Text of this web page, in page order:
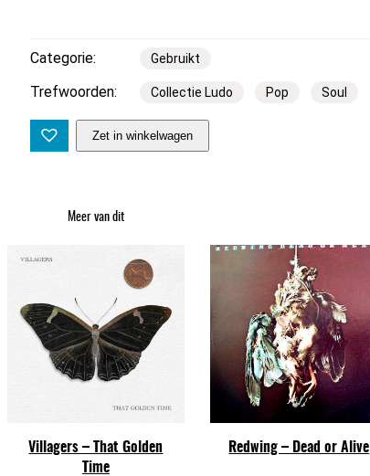
Categorie: Gebruikt
Trefwoorden: Collectie Ludo Pop Soul
h
p
e
m
e
s
–
t
Zet in winkelwagen
Meer van dit
Villagers – That Golden
Time
Redwing – Dead or Alive